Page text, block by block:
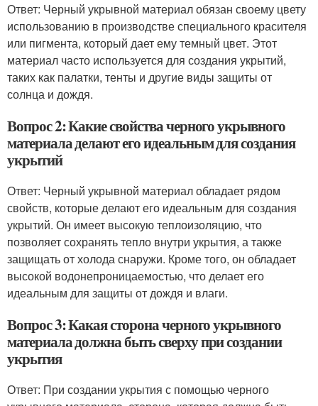
Ответ: Черный укрывной материал обязан своему цвету
использованию в производстве специального красителя
или пигмента, который дает ему темный цвет. Этот
материал часто используется для создания укрытий,
таких как палатки, тенты и другие виды защиты от
солнца и дождя.
Вопрос 2: Какие свойства черного укрывного
материала делают его идеальным для создания
укрытий
Ответ: Черный укрывной материал обладает рядом
свойств, которые делают его идеальным для создания
укрытий. Он имеет высокую теплоизоляцию, что
позволяет сохранять тепло внутри укрытия, а также
защищать от холода снаружи. Кроме того, он обладает
высокой водонепроницаемостью, что делает его
идеальным для защиты от дождя и влаги.
Вопрос 3: Какая сторона черного укрывного
материала должна быть сверху при создании
укрытия
Ответ: При создании укрытия с помощью черного